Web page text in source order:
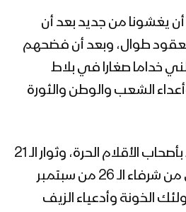
يغشونا من جديد بعد أن
طوال، وبعد أن فضحهم
خداما صغارا في بلاط
الشعب والوطن والثورة
وأهاب الرئيس المشاط بأصحاب الأقلام الحرة، وثوار الـ 21
من سبتمبر ومن تبقى من شرفاء الـ 26 من سبتمبر
الخونة وأدعياء الزيف